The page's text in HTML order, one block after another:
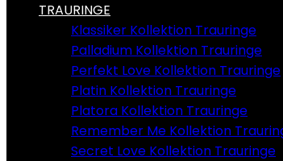
TRAURINGE
Klassiker Kollektion Trauringe
Palladium Kollektion Trauringe
Perfekt Love Kollektion Trauringe
Platin Kollektion Trauringe
Platora Kollektion Trauringe
Remember Me Kollektion
Secret Love Kollektion Trauringe